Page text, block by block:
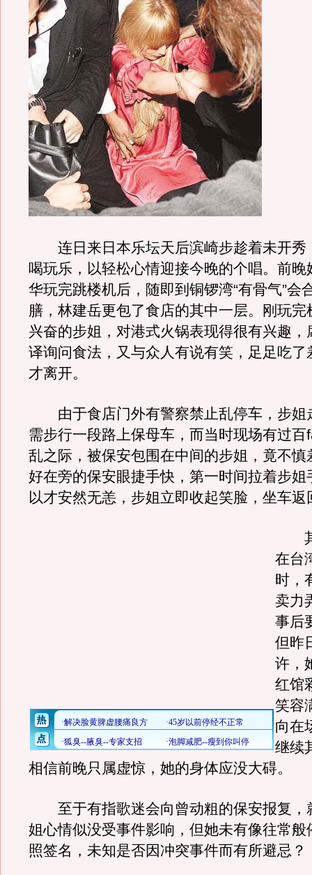
连日来日本乐坛天后滨崎步趁着未开秀
喝玩乐，以轻松心情迎接今晚的个唱。前晚
华玩完跳楼机后，随即到铜锣湾“有骨气”会
膳，林建岳更包了食店的其中一层。刚玩完
兴奋的步姐，对港式火锅表现得很有兴趣，
译询问食法，又与众人有说有笑，足足吃了
才离开。
由于食店门外有警察禁止乱停车，步姐
需步行一段路上保母车，而当时现场有过
乱之际，被保安包围在中间的步姐，竟不慎
好在旁的保安眼捷手快，第一时间拉着步姐
以才安然无恙，步姐立即收起笑脸，坐车返
其
在台
时，
卖力
事后
但昨
许，
红馆
笑容
向在
继续
相信前晚只属虚惊，她的身体应没大碍。
至于有指歌迷会向曾动粗的保安报复，
姐心情似没受事件影响，但她未有像往常般
照签名，未知是否因冲突事件而有所避忌？